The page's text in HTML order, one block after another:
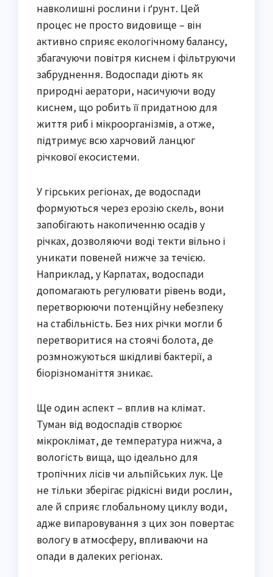
навколишні рослини і ґрунт. Цей
процес не просто видовище – він
активно сприяє екологічному балансу,
збагачуючи повітря киснем і фільтруючи
забруднення. Водоспади діють як
природні аератори, насичуючи воду
киснем, що робить її придатною для
життя риб і мікроорганізмів, а отже,
підтримує всю харчовий ланцюг
річкової екосистеми.
У гірських регіонах, де водоспади
формуються через ерозію скель, вони
запобігають накопиченню осадів у
річках, дозволяючи воді текти вільно і
уникати повеней нижче за течією.
Наприклад, у Карпатах, водоспади
допомагають регулювати рівень води,
перетворюючи потенційну небезпеку
на стабільність. Без них річки могли б
перетворитися на стоячі болота, де
розмножуються шкідливі бактерії, а
біорізноманіття зникає.
Ще один аспект – вплив на клімат.
Туман від водоспадів створює
мікроклімат, де температура нижча, а
вологість вища, що ідеально для
тропічних лісів чи альпійських лук. Це
не тільки зберігає рідкісні види рослин,
але й сприяє глобальному циклу води,
адже випаровування з цих зон повертає
вологу в атмосферу, впливаючи на
опади в далеких регіонах.